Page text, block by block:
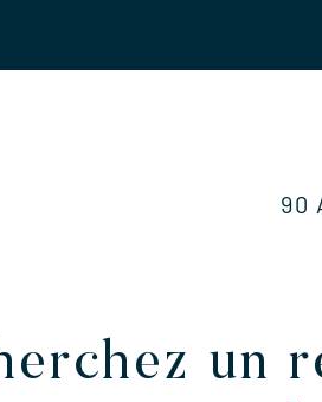
90
un